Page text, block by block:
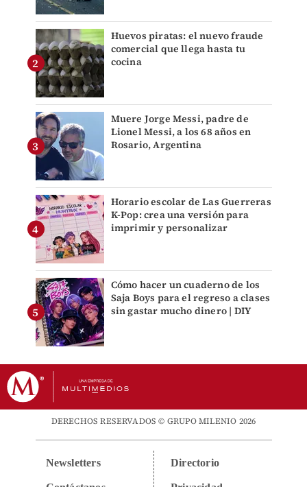
Huevos piratas: el nuevo fraude
comercial que llega hasta tu
cocina
Muere Jorge Messi, padre de
Lionel Messi, a los 68 años en
Rosario, Argentina
Horario escolar de Las Guerreras
K-Pop: crea una versión para
imprimir y personalizar
Cómo hacer un cuaderno de los
Saja Boys para el regreso a clases
sin gastar mucho dinero | DIY
DERECHOS RESERVADOS © GRUPO MILENIO 2026
Newsletters Directorio